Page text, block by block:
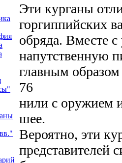
Эти курганы
горгиппийских
обряда. Вместе
напутственную
главным
76
нили с оружием
шее.
Вероятно, эти
представителей